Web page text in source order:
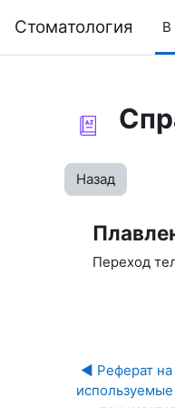
Cтоматология В
Назад
Переход
◀︎ Реферат